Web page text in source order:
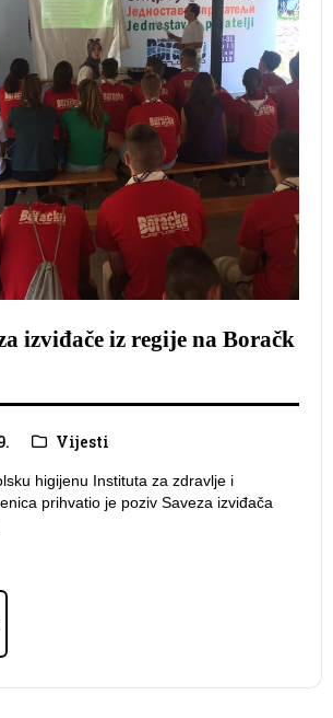
izviđače iz regije na Boračk
Vijesti
higijenu Instituta za zdravlje i
prihvatio je poziv Saveza izviđača